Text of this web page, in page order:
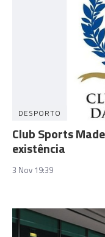
DESPORTO
Club Sports
existência
3 Nov 19:39